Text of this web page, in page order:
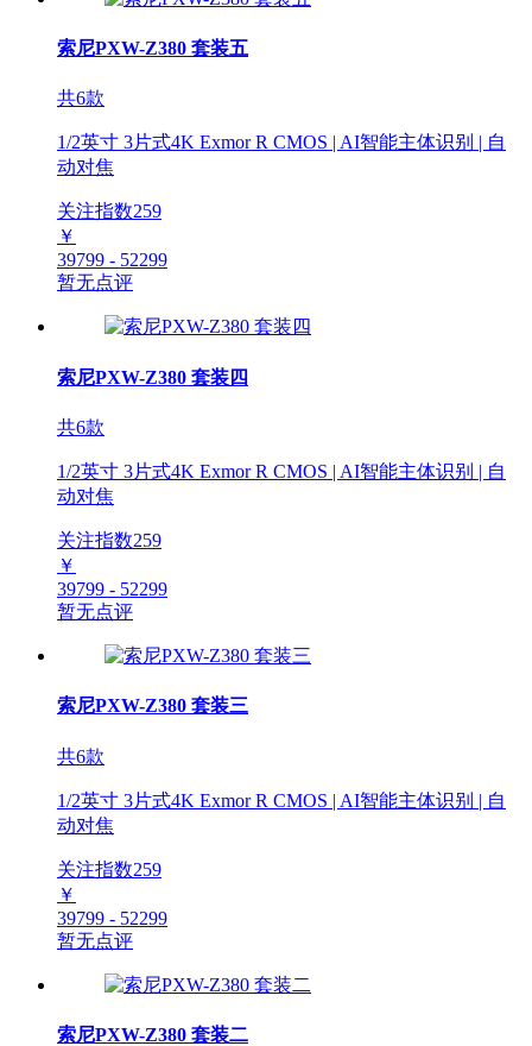
索尼PXW-Z380 套装五
共6款
1/2英寸 3片式4K Exmor R CMOS | AI智能主体识别 | 自
动对焦
关注指数259
￥
39799 - 52299
暂无点评
索尼PXW-Z380 套装四
共6款
1/2英寸 3片式4K Exmor R CMOS | AI智能主体识别 | 自
动对焦
关注指数259
￥
39799 - 52299
暂无点评
索尼PXW-Z380 套装三
共6款
1/2英寸 3片式4K Exmor R CMOS | AI智能主体识别 | 自
动对焦
关注指数259
￥
39799 - 52299
暂无点评
索尼PXW-Z380 套装二